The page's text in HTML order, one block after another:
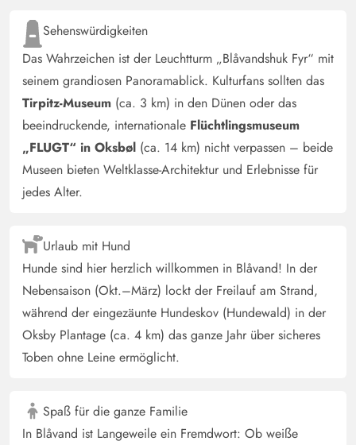
Abstellraum benutzt haben ist sehr niedrig und eher was
für Kinder. Der Aussen bietet viel Platz für Kinder und
Hunde. Wir würden jeder Zeit dieses Haus wieder
Buchen.
Gast
Deutschland
5 von 5
5 von 5
5 out of 5
07/04/2025
Schönes Ferienhaus. Die Zimmer sind etwas kleiner als
Alexander Heinemann
Deutschland
5 von 5
5 von 5
5 out of 5
04/01/2025
Das Haus ist sehr schön und ruhig gelegen und bietet
auf derEinfahrt locker Platz für 3-4 PKW's. Eine
Nachbarn bekommr man daher nichts mit. Die
holzbefeuerte Außensauna ist ein Highlight! Wer Platz
Sehenswürdigkeiten
Das Wahrzeichen ist der Leuchtturm „Blåvandshuk Fyr“ mit
seinem grandiosen Panoramablick. Kulturfans sollten das
Tirpitz-Museum (ca. 3 km) in den Dünen oder das
beeindruckende, internationale Flüchtlingsmuseum
„FLUGT“ in Oksbøl (ca. 14 km) nicht verpassen – beide
Museen bieten Weltklasse-Architektur und Erlebnisse für
jedes Alter.
Urlaub mit Hund
Hunde sind hier herzlich willkommen in Blåvand! In der
Nebensaison (Okt.–März) lockt der Freilauf am Strand,
während der eingezäunte Hundeskov (Hundewald) in der
Oksby Plantage (ca. 4 km) das ganze Jahr über sicheres
Toben ohne Leine ermöglicht.
Spaß für die ganze Familie
In Blåvand ist Langeweile ein Fremdwort: Ob weiße